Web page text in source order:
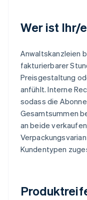
Wer ist Ihr/
Anwaltskanzleien
fakturierbarer
Preisgestaltung
anfühlt. Interne
sodass die
Gesamtsummen
an beide
Kundentypen